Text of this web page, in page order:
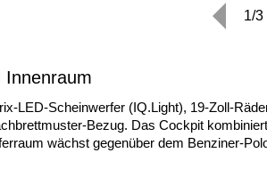
1/3
Innenraum
LED-Scheinwerfer (IQ.Light), 19-Zoll-
Bezug. Das Cockpit
wächst gegenüber dem Benziner-